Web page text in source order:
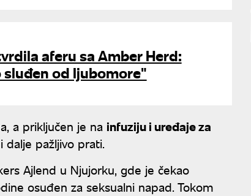
aferu sa Amber Herd:
sluđen od ljubomore"
a priključen je na infuziju i uređaje za
dalje pažljivo prati.
Ajlend u Njujorku, gde je čekao
osuđen za seksualni napad. Tokom